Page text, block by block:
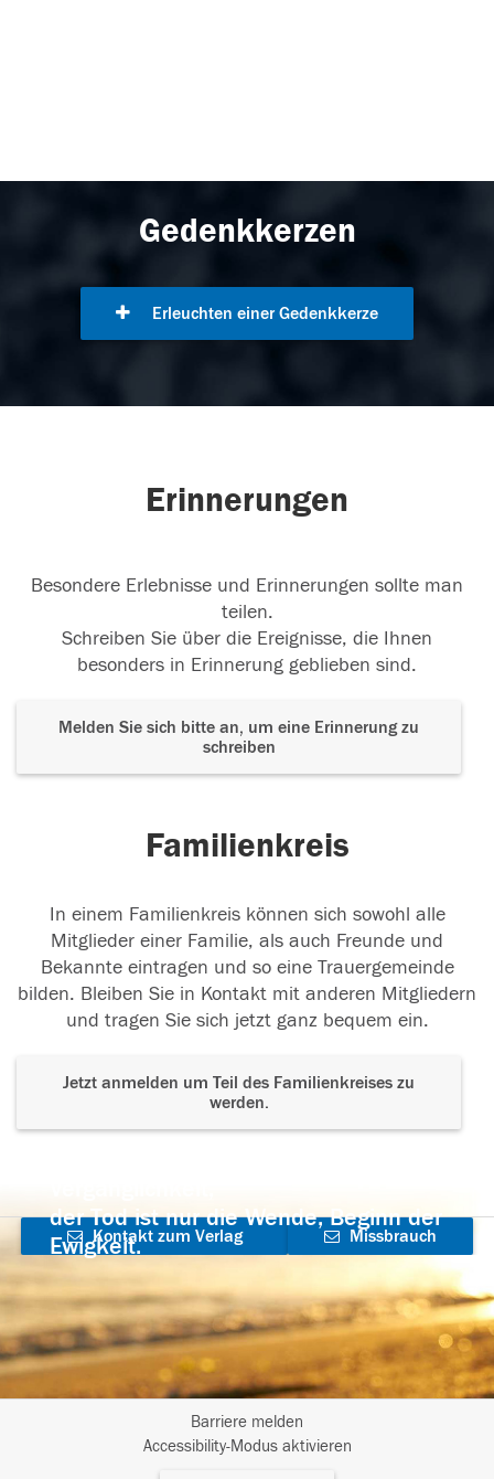
Gedenkkerzen
Erleuchten einer Gedenkkerze
Erinnerungen
Besondere Erlebnisse und Erinnerungen sollte man
teilen.
Schreiben Sie über die Ereignisse, die Ihnen
besonders in Erinnerung geblieben sind.
Melden Sie sich bitte an, um eine Erinnerung zu
schreiben
Familienkreis
In einem Familienkreis können sich sowohl alle
Mitglieder einer Familie, als auch Freunde und
Bekannte eintragen und so eine Trauergemeinde
bilden. Bleiben Sie in Kontakt mit anderen Mitgliedern
und tragen Sie sich jetzt ganz bequem ein.
Jetzt anmelden um Teil des Familienkreises zu
werden.
der Tod ist nur die Wende, Beginn der
Ewigkeit.
Kontakt zum Verlag
aufnehmen
Missbrauch
Barriere melden
Accessibility-Modus aktivieren